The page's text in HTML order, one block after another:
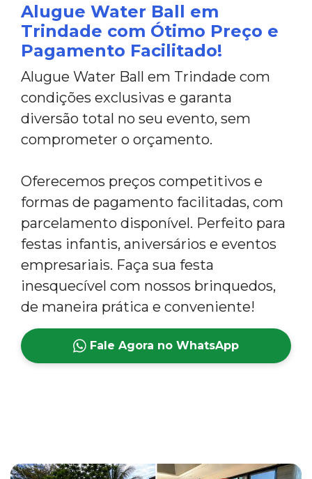
Alugue Water Ball em
Trindade com Ótimo Preço e
Pagamento Facilitado!
Alugue Water Ball em Trindade com
condições exclusivas e garanta
diversão total no seu evento, sem
comprometer o orçamento.
Oferecemos preços competitivos e
formas de pagamento facilitadas, com
parcelamento disponível. Perfeito para
festas infantis, aniversários e eventos
empresariais. Faça sua festa
inesquecível com nossos brinquedos,
de maneira prática e conveniente!
Fale Agora no WhatsApp